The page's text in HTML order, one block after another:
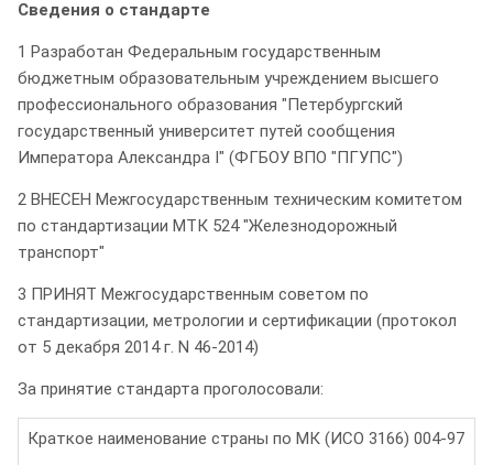
Сведения о стандарте
1 Разработан Федеральным государственным
бюджетным образовательным учреждением высшего
профессионального образования "Петербургский
государственный университет путей сообщения
Императора Александра I" (ФГБОУ ВПО "ПГУПС")
2 ВНЕСЕН Межгосударственным техническим комитетом
по стандартизации МТК 524 "Железнодорожный
транспорт"
3 ПРИНЯТ Межгосударственным советом по
стандартизации, метрологии и сертификации (протокол
от 5 декабря 2014 г. N 46-2014)
За принятие стандарта проголосовали:
Краткое наименование страны по МК (ИСО 3166) 004-97